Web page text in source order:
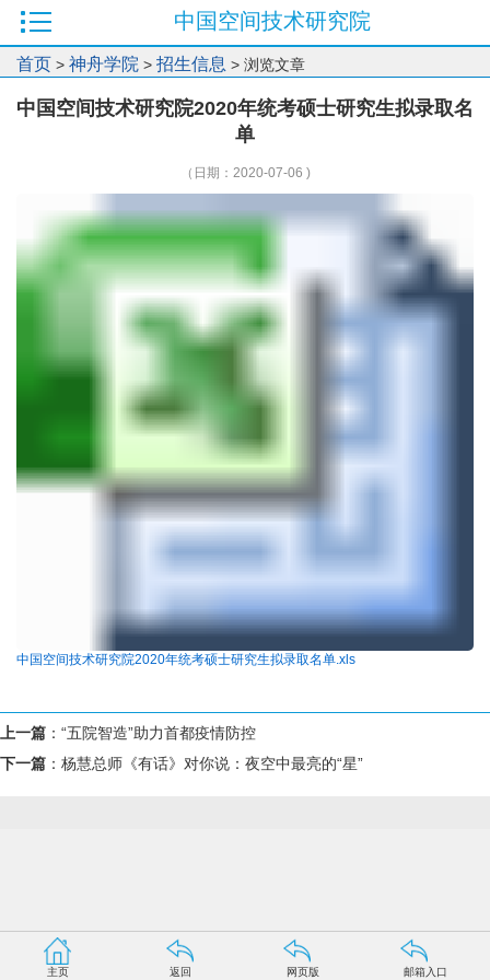
中国空间技术研究院
首页 > 神舟学院 > 招生信息 > 浏览文章
中国空间技术研究院2020年统考硕士研究生拟录取名
单
（日期：2020-07-06 )
中国空间技术研究院2020年统考硕士研究生拟录取名单.xls
上一篇 ： “五院智造”助力首都疫情防控
下一篇 ： 杨慧总师《有话》对你说：夜空中最亮的“星”
主页 返回 网页版 邮箱入口